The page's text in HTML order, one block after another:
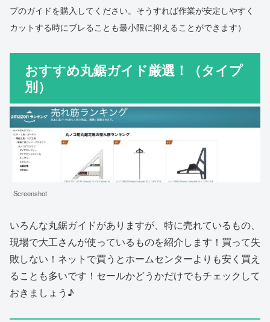
プのガイドを購入してください。そうすれば作業が安定しやすく
カットする時にブレることも最小限に抑えることができます）
おすすめ丸鋸ガイド厳選！（タイプ
別）
Screenshot
いろんな丸鋸ガイドがありますが、特に売れているもの、
現場で大工さんが使っているものを紹介します！買って失
敗しない！ネットで買うとホームセンターよりも安く買え
ることも多いです！セールかどうかだけでもチェックして
おきましょう♪